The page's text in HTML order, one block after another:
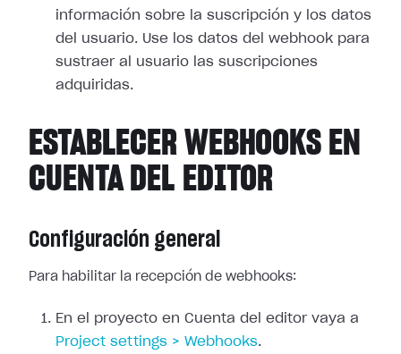
información sobre la suscripción y los datos
del usuario. Use los datos del webhook para
sustraer al usuario las suscripciones
adquiridas.
ESTABLECER WEBHOOKS EN
CUENTA DEL EDITOR
Configuración general
Para habilitar la recepción de webhooks:
En el proyecto en Cuenta del editor vaya a
Project settings > Webhooks.